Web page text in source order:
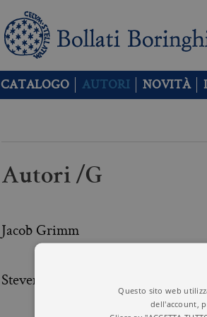
CATALOGO AUTORI NOVITÀ
Autori /G
Jacob Grimm
Steven Gubser
Questo sito web
dell'account,